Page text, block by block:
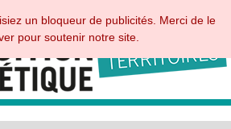
un bloqueur de publicités. Merci de le
pour soutenir notre site.